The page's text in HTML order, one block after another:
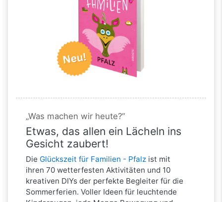
„Was machen wir heute?“
Etwas, das allen ein Lächeln ins
Gesicht zaubert!
Die Glückszeit für Familien - Pfalz ist mit
ihren 70 wetterfesten Aktivitäten und 10
kreativen DIYs der perfekte Begleiter für die
Sommerferien. Voller Ideen für leuchtende